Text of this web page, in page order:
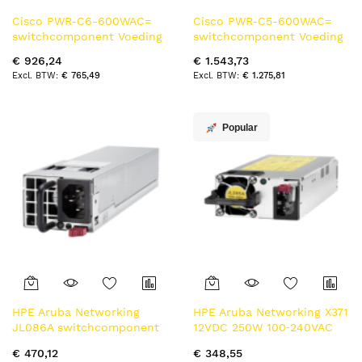
Cisco PWR-C6-600WAC=
switchcomponent Voeding
€ 926,24
€ 765,49
Cisco PWR-C5-600WAC=
switchcomponent Voeding
€ 1.543,73
€ 1.275,81
HPE Aruba Networking
JL086A switchcomponent
€ 470,12
Popular
HPE Aruba Networking X371
12VDC 250W 100‑240VAC
Voeding
€ 348,55